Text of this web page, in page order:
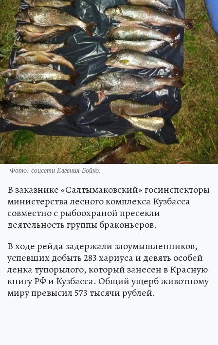
Фото: соцсети Евгения Бойко.
В заказнике «Салтымаковский» госинспекторы
министерства лесного комплекса Кузбасса
совместно с рыбоохраной пресекли
деятельность группы браконьеров.
В ходе рейда задержали злоумышленников,
успевших добыть 283 хариуса и девять особей
ленка тупорылого, который занесен в Красную
книгу РФ и Кузбасса. Общий ущерб животному
миру превысил 573 тысячи рублей.